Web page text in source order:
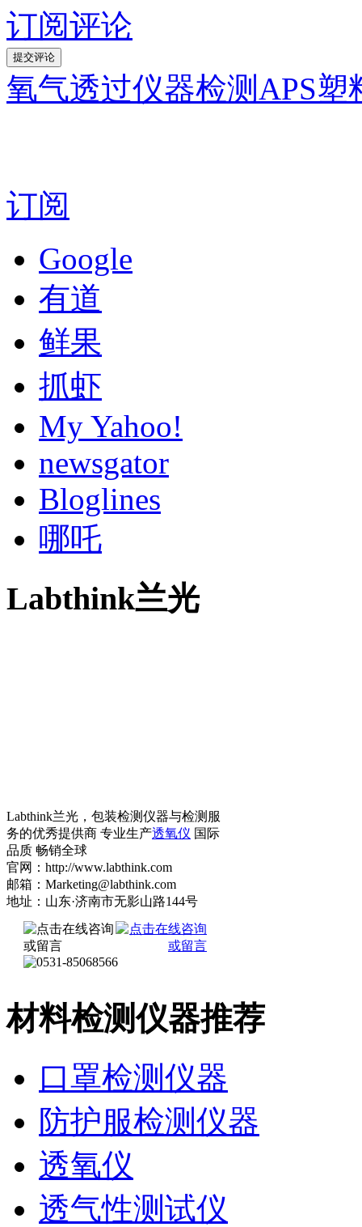
订阅评论
氧气透过仪器检测APS
订阅
Google
有道
鲜果
抓虾
My Yahoo!
newsgator
Bloglines
哪吒
Labthink兰光
Labthink兰光，包装检测仪器与检测服
务的优秀提供商 专业生产透氧仪 国际
品质 畅销全球
官网：http://www.labthink.com
邮箱：Marketing@labthink.com
地址：山东·济南市无影山路144号
材料检测仪器推荐
口罩检测仪器
防护服检测仪器
透氧仪
透气性测试仪